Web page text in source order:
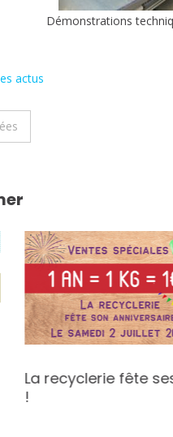
Démonstrations
actus
La recyclerie fête
!